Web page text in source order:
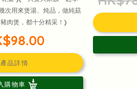
次用來煲湯、炖品，做純菇
肉煲，都十分精采！)
產品詳情
購物車